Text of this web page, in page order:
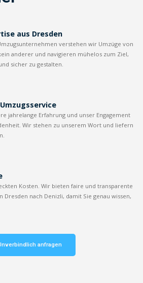
aus Dresden
verstehen wir Umzüge von
anderer und navigieren mühelos zum Ziel,
sicher zu gestalten.
jahrelange Erfahrung und unser Engagement
Wir stehen zu unserem Wort und liefern
Kosten. Wir bieten faire und transparente
Dresden nach Denizli, damit Sie genau wissen,
anfragen